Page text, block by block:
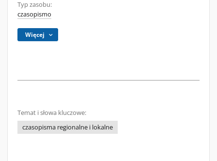
Typ zasobu:
czasopismo
Więcej
Temat i słowa kluczowe:
czasopisma regionalne i lokalne